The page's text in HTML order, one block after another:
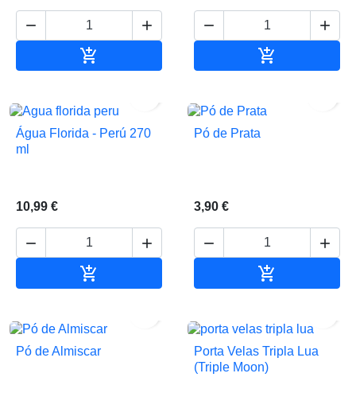
 

 

Água Florida - Perú 270
ml
10,99 €
 

Pó de Prata
3,90 €
 

Pó de Almiscar
Porta Velas Tripla Lua
(Triple Moon)